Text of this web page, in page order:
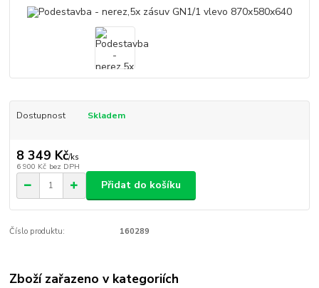
Dostupnost Skladem
8 349 Kč/ks
6 900 Kč bez DPH
Přidat do košíku
Číslo produktu: 160289
Zboží zařazeno v kategoriích